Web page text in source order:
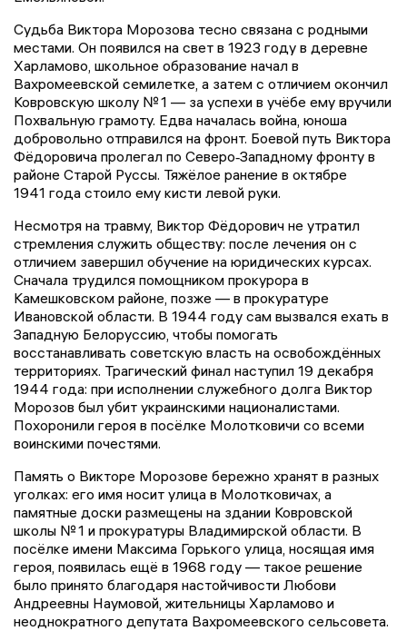
Судьба Виктора Морозова тесно связана с родными
местами. Он появился на свет в 1923 году в деревне
Харламово, школьное образование начал в
Вахромеевской семилетке, а затем с отличием окончил
Ковровскую школу № 1 — за успехи в учёбе ему вручили
Похвальную грамоту. Едва началась война, юноша
добровольно отправился на фронт. Боевой путь Виктора
Фёдоровича пролегал по Северо‑Западному фронту в
районе Старой Руссы. Тяжёлое ранение в октябре
1941 года стоило ему кисти левой руки.
Несмотря на травму, Виктор Фёдорович не утратил
стремления служить обществу: после лечения он с
отличием завершил обучение на юридических курсах.
Сначала трудился помощником прокурора в
Камешковском районе, позже — в прокуратуре
Ивановской области. В 1944 году сам вызвался ехать в
Западную Белоруссию, чтобы помогать
восстанавливать советскую власть на освобождённых
территориях. Трагический финал наступил 19 декабря
1944 года: при исполнении служебного долга Виктор
Морозов был убит украинскими националистами.
Похоронили героя в посёлке Молотковичи со всеми
воинскими почестями.
Память о Викторе Морозове бережно хранят в разных
уголках: его имя носит улица в Молотковичах, а
памятные доски размещены на здании Ковровской
школы № 1 и прокуратуры Владимирской области. В
посёлке имени Максима Горького улица, носящая имя
героя, появилась ещё в 1968 году — такое решение
было принято благодаря настойчивости Любови
Андреевны Наумовой, жительницы Харламово и
неоднократного депутата Вахромеевского сельсовета.